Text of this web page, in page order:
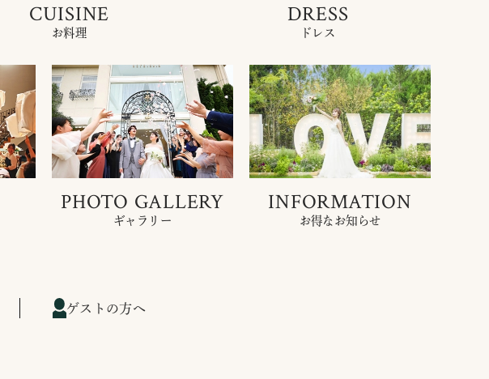
CUISINE
お料理
DRESS
ドレス
PHOTO GALLERY
ギャラリー
INFORMATION
お得なお知らせ
ゲストの方へ